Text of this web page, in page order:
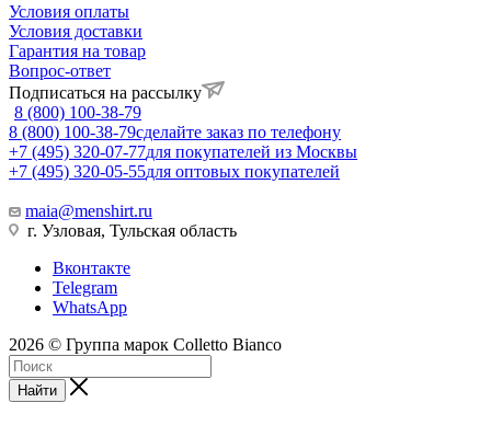
Условия оплаты
Условия доставки
Гарантия на товар
Вопрос-ответ
Подписаться на рассылку
8 (800) 100-38-79
8 (800) 100-38-79сделайте заказ по телефону
+7 (495) 320-07-77для покупателей из Москвы
+7 (495) 320-05-55для оптовых покупателей
maia@menshirt.ru
г. Узловая, Тульская область
Вконтакте
Telegram
WhatsApp
2026 © Группа марок Colletto Bianco
Найти